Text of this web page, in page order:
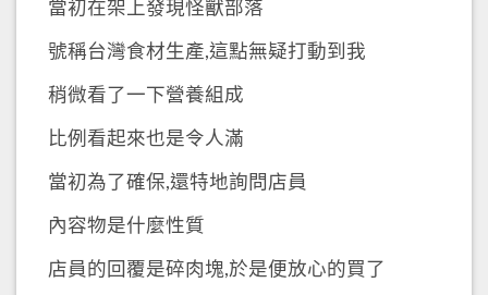
當初在架上發現怪獸部落
號稱台灣食材生產,這點無疑打動到我
稍微看了一下營養組成
比例看起來也是令人滿
當初為了確保,還特地詢問店員
內容物是什麼性質
店員的回覆是碎肉塊,於是便放心的買了